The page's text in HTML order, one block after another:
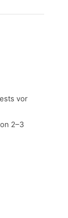
vor
2–3